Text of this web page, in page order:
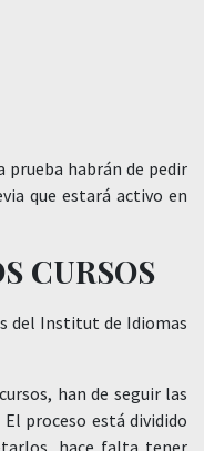
prueba habrán de pedir
que estará activo en
CURSOS
del Institut de Idiomas
han de seguir las
El proceso está dividido
hace falta tener